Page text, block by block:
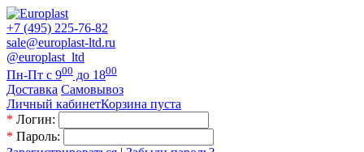
+7 (495) 225-76-82
sale@europlast-ltd.ru
@europlast_ltd
Пн-Пт с 900 до 1800
Доставка Самовывоз
Личный кабинетКорзина пуста
* Логин:
* Пароль: